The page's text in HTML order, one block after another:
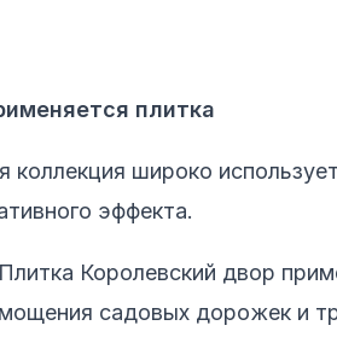
плитка
коллекция широко
эффекта.
Плитка Королевский двор
мощения садовых дорожек и